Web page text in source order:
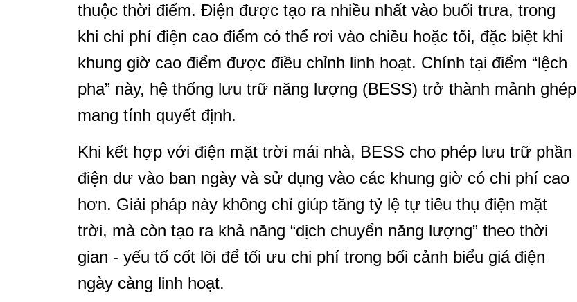
thuộc thời điểm. Điện được tạo ra nhiều nhất vào buổi trưa, trong
khi chi phí điện cao điểm có thể rơi vào chiều hoặc tối, đặc biệt khi
khung giờ cao điểm được điều chỉnh linh hoạt. Chính tại điểm “lệch
pha” này, hệ thống lưu trữ năng lượng (BESS) trở thành mảnh ghép
mang tính quyết định.
Khi kết hợp với điện mặt trời mái nhà, BESS cho phép lưu trữ phần
điện dư vào ban ngày và sử dụng vào các khung giờ có chi phí cao
hơn. Giải pháp này không chỉ giúp tăng tỷ lệ tự tiêu thụ điện mặt
trời, mà còn tạo ra khả năng “dịch chuyển năng lượng” theo thời
gian - yếu tố cốt lõi để tối ưu chi phí trong bối cảnh biểu giá điện
ngày càng linh hoạt.